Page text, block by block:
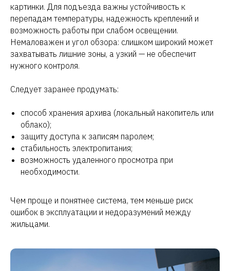
картинки. Для подъезда важны устойчивость к
перепадам температуры, надежность креплений и
возможность работы при слабом освещении.
Немаловажен и угол обзора: слишком широкий может
захватывать лишние зоны, а узкий — не обеспечит
нужного контроля.
Следует заранее продумать:
способ хранения архива (локальный накопитель или
облако);
защиту доступа к записям паролем;
стабильность электропитания;
возможность удаленного просмотра при
необходимости.
Чем проще и понятнее система, тем меньше риск
ошибок в эксплуатации и недоразумений между
жильцами.